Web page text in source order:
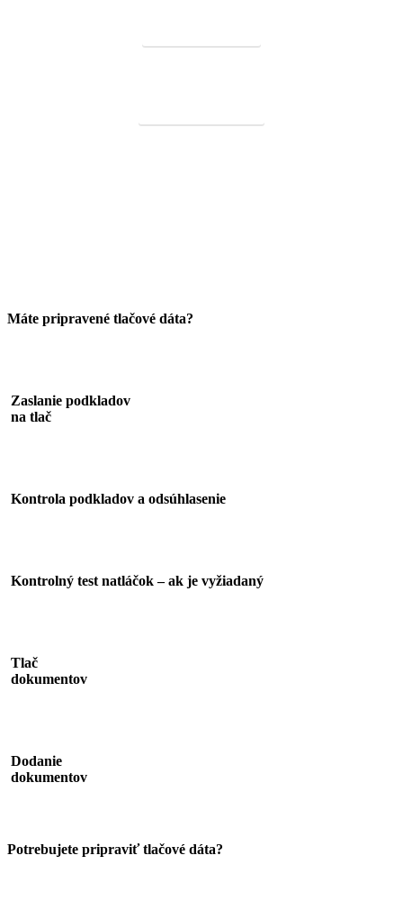
Máte pripravené tlačové dáta?
Zaslanie podkladov
na tlač
Kontrola podkladov a odsúhlasenie
Kontrolný test natláčok – ak je vyžiadaný
Tlač
dokumentov
Dodanie
dokumentov
Potrebujete pripraviť tlačové dáta?